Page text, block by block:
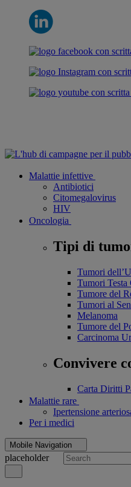
Malattie infettive
Antibiotici
Citomegalovirus
HIV
Oncologia
Tipi di
Tumori
Tumori Testa
Tumore del
Tumori al
Melanoma
Tumore del
Carcinoma
Convivere
Carta Diritti
Malattie rare
Ipertensione
Per i medici
Mobile Navigation
placeholder